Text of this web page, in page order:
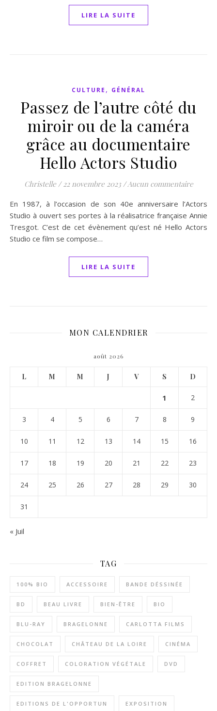
LIRE LA SUITE
CULTURE , GÉNÉRAL
Passez de l’autre côté du
miroir ou de la caméra
grâce au documentaire
Hello Actors Studio
Christelle / 22 novembre 2023 /Aucun commentaire
En 1987, à l’occasion de son 40e anniversaire l’Actors
Studio à ouvert ses portes à la réalisatrice française Annie
Tresgot. C’est de cet évènement qu’est né Hello Actors
Studio ce film se compose…
LIRE LA SUITE
MON CALENDRIER
août 2026
L M M J V S D
1 2
3 4 5 6 7 8 9
10 11 12 13 14 15 16
17 18 19 20 21 22 23
24 25 26 27 28 29 30
31
« Juil
TAG
100% BIO ACCESSOIRE BANDE DÉSSINÉE
BD BEAU LIVRE BIEN-ÊTRE BIO
BLU-RAY BRAGELONNE CARLOTTA FILMS
CHOCOLAT CHÂTEAU DE LA LOIRE CINÉMA
COFFRET COLORATION VÉGÉTALE DVD
EDITION BRAGELONNE
EDITIONS DE L'OPPORTUN EXPOSITION